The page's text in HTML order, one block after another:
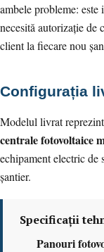
ambele probleme:
necesită autorizație de
client la fiecare nou
Configurația
Modelul livrat
centrale fotovoltaice
echipament electric de
șantier.
Specificații
Panouri